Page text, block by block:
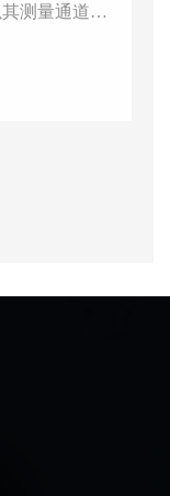
测量通道光
体设计，广
工业、食品